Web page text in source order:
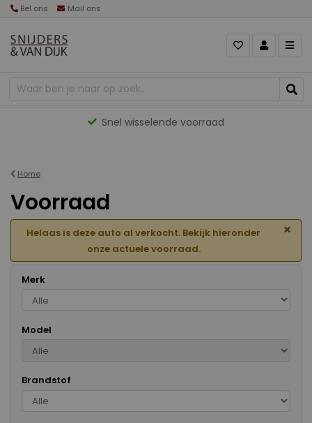
Bel ons Mail ons
Gevarieerd aanbod
Home
Voorraad
Helaas is deze auto al verkocht. Bekijk hieronder
onze actuele voorraad.
×
Merk
Model
Brandstof